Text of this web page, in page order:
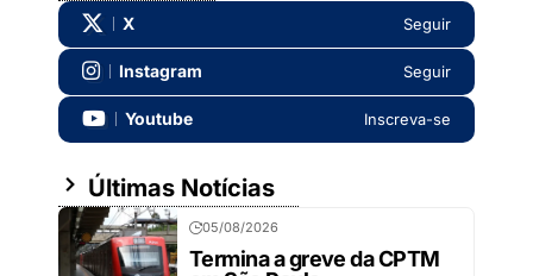
X Seguir
Instagram Seguir
Youtube Inscreva-se
Últimas Notícias
05/08/2026
Termina a greve da CPTM